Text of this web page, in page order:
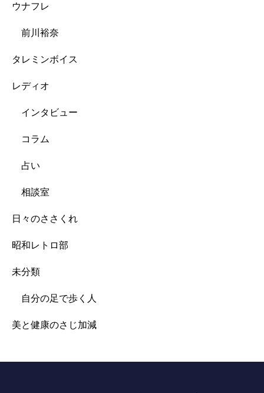
ウナフレ
前川裕奈
タレミンボイス
レディオ
インタビュー
コラム
占い
相談室
日々のささくれ
昭和レトロ部
未分類
自分の足で歩く人
美と健康のさじ加減